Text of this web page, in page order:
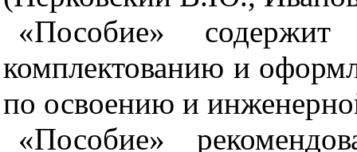
«Пособие»
комплектованию и
по освоению и
«Пособие»